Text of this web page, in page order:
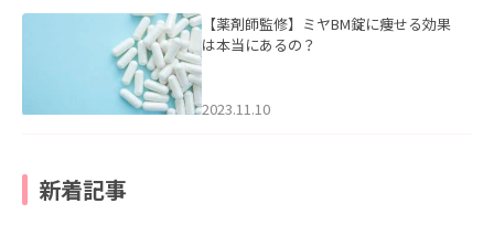
【薬剤師監修】ミヤBM錠に痩せる効果
は本当にあるの？
2023.11.10
新着記事